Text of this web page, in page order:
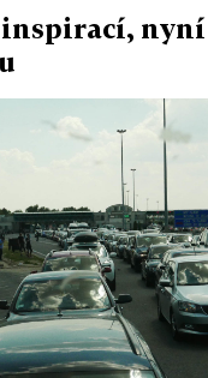
inspirací,